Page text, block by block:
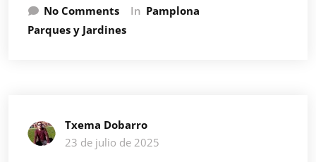
No Comments In Pamplona
Parques y Jardines
Txema Dobarro
23 de julio de 2025